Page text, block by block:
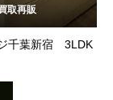
取再販
千葉新宿 3LDK